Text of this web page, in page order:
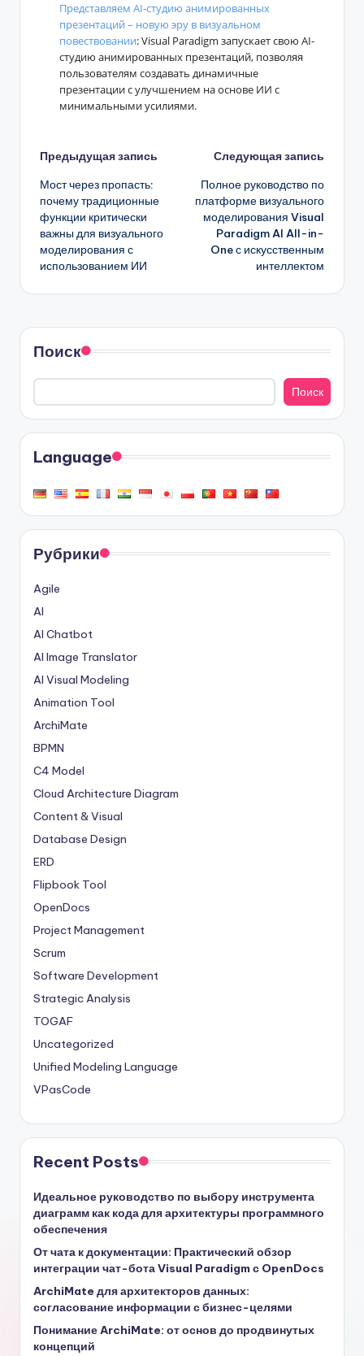
Представляем AI-студию анимированных
презентаций – новую эру в визуальном
повествовании: Visual Paradigm запускает свою AI-
студию анимированных презентаций, позволяя
пользователям создавать динамичные
презентации с улучшением на основе ИИ с
минимальными усилиями.
Навигация
записи
Предыдущая запись
Мост через пропасть:
почему традиционные
функции критически
важны для визуального
моделирования с
использованием ИИ
Следующая запись
Полное руководство по
платформе визуального
моделирования Visual
Paradigm AI All-in-
One с искусственным
интеллектом
Поиск
Поиск
Language
Рубрики
Agile
AI
AI Chatbot
AI Image Translator
AI Visual Modeling
Animation Tool
ArchiMate
BPMN
C4 Model
Cloud Architecture Diagram
Content & Visual
Database Design
ERD
Flipbook Tool
OpenDocs
Project Management
Scrum
Software Development
Strategic Analysis
TOGAF
Uncategorized
Unified Modeling Language
VPasCode
Recent Posts
Идеальное руководство по выбору инструмента
диаграмм как кода для архитектуры программного
обеспечения
От чата к документации: Практический обзор
интеграции чат-бота Visual Paradigm с OpenDocs
ArchiMate для архитекторов данных:
согласование информации с бизнес-целями
Понимание ArchiMate: от основ до продвинутых
концепций